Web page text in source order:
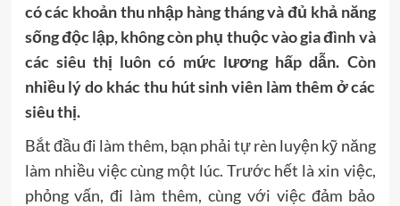
có các khoản thu nhập hàng tháng và đủ khả năng
sống độc lập, không còn phụ thuộc vào gia đình và
các siêu thị luôn có mức lương hấp dẫn. Còn
nhiều lý do khác thu hút sinh viên làm thêm ở các
siêu thị.
Bắt đầu đi làm thêm, bạn phải tự rèn luyện kỹ năng
làm nhiều việc cùng một lúc. Trước hết là xin việc,
phỏng vấn, đi làm thêm, cùng với việc đảm bảo